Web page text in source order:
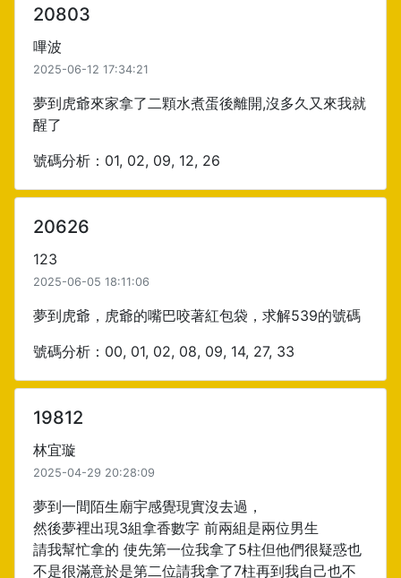
20803
嗶波
2025-06-12 17:34:21
夢到虎爺來家拿了二顆水煮蛋後離開,沒多久又來我就
醒了
號碼分析：01, 02, 09, 12, 26
20626
123
2025-06-05 18:11:06
夢到虎爺，虎爺的嘴巴咬著紅包袋，求解539的號碼
號碼分析：00, 01, 02, 08, 09, 14, 27, 33
19812
林宜璇
2025-04-29 20:28:09
夢到一間陌生廟宇感覺現實沒去過，
然後夢裡出現3組拿香數字 前兩組是兩位男生
請我幫忙拿的 使先第一位我拿了5柱但他們很疑惑也
不是很滿意於是第二位請我拿了7柱再到我自己也不